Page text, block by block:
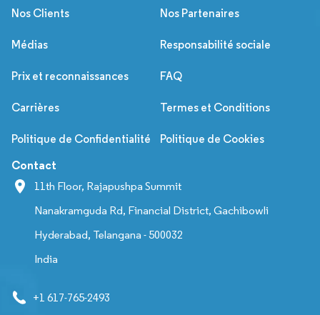
Nos Clients Nos Partenaires
Médias Responsabilité sociale
Prix et reconnaissances FAQ
Carrières Termes et Conditions
Politique de Confidentialité Politique de Cookies
Contact
11th Floor, Rajapushpa Summit
Nanakramguda Rd, Financial District, Gachibowli
Hyderabad, Telangana - 500032
India
+1 617-765-2493